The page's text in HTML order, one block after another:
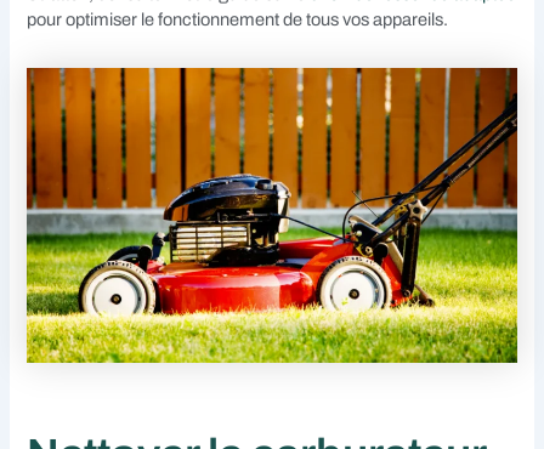
pour optimiser le fonctionnement de tous vos appareils.